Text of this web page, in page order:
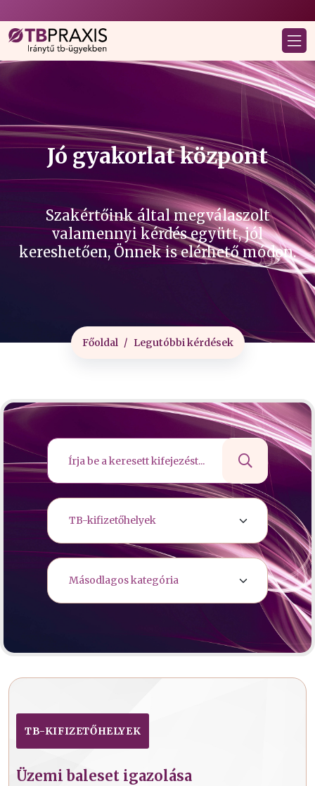
Jó gyakorlat központ
Szakértőink által megválaszolt
valamennyi kérdés együtt, jól
kereshetően, Önnek is elérhető módon.
Főoldal Legutóbbi kérdések
TB-KIFIZETŐHELYEK
Üzemi baleset igazolása